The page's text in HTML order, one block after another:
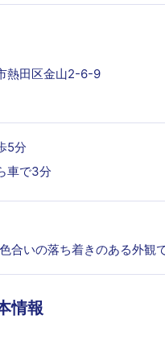
熱田区金山2-6-9
5分
車で3分
合いの落ち着きのある外観
情報